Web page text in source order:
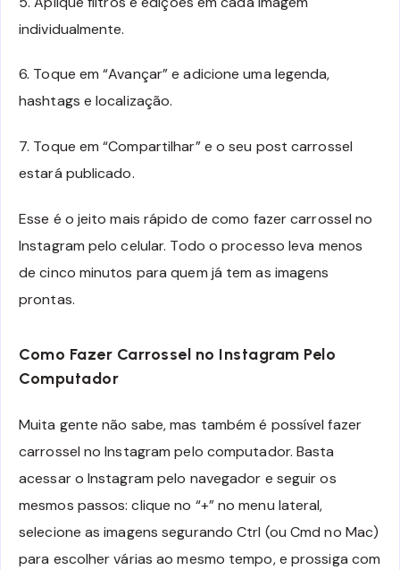
individualmente.
6. Toque em “Avançar” e adicione uma legenda,
hashtags e localização.
7. Toque em “Compartilhar” e o seu post carrossel
estará publicado.
Esse é o jeito mais rápido de como fazer carrossel no
Instagram pelo celular. Todo o processo leva menos
de cinco minutos para quem já tem as imagens
prontas.
Como Fazer Carrossel no Instagram Pelo
Computador
Muita gente não sabe, mas também é possível fazer
carrossel no Instagram pelo computador. Basta
acessar o Instagram pelo navegador e seguir os
mesmos passos: clique no “+” no menu lateral,
selecione as imagens segurando Ctrl (ou Cmd no Mac)
para escolher várias ao mesmo tempo, e prossiga com